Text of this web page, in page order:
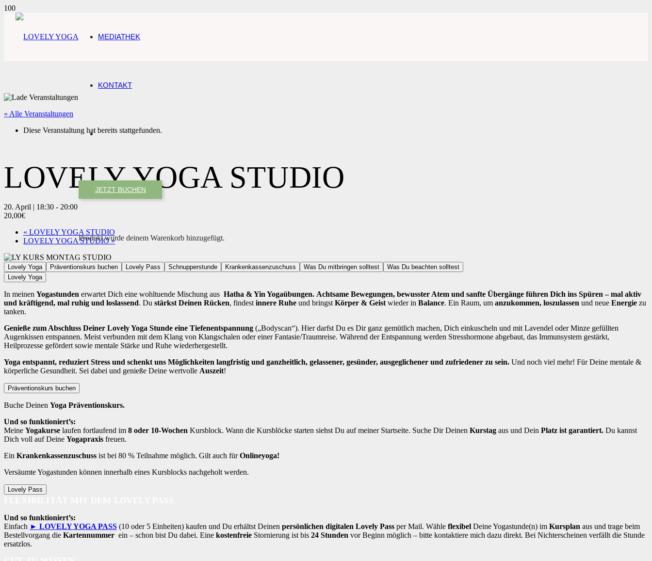
MEDIATHEK
KONTAKT
JETZT BUCHEN
Produktwurde deinem Warenkorb hinzugefügt.
« Alle Veranstaltungen
Diese Veranstaltung hat bereits stattgefunden.
LOVELY YOGA STUDIO
20. April | 18:30 - 20:00
20,00€
« LOVELY YOGA STUDIO
LOVELY YOGA STUDIO»
Lovely Yoga Präventionskurs buchen Lovely Pass Schnupperstunde Krankenkassenzuschuss Was Du mitbringen solltest
Was Du beachten solltest
Lovely Yoga
In meinen Yogastunden erwartet Dich eine wohltuende Mischung aus Hatha & Yin Yogaübungen. Achtsame Bewegungen, bewusster Atem und sanfte Übergänge führen Dich ins Spüren – mal aktiv
und kräftigend, mal ruhig und loslassend. Du stärkst Deinen Rücken, findest innere Ruhe und bringst Körper & Geist wieder in Balance. Ein Raum, um anzukommen, loszulassen und neue Energie zu
tanken.
Genieße zum Abschluss Deiner Lovely Yoga Stunde eine Tiefenentspannung („Bodyscan“). Hier darfst Du es Dir ganz gemütlich machen, Dich einkuscheln und mit Lavendel oder Minze gefüllten
Augenkissen entspannen. Meist verbunden mit dem Klang von Klangschalen oder einer Fantasie/Traumreise. Während der Entspannung werden Stresshormone abgebaut, das Immunsystem gestärkt,
Heilprozesse gefördert sowie mentale Stärke und Ruhe wiederhergestellt.
Yoga entspannt, reduziert Stress und schenkt uns Möglichkeiten langfristig und ganzheitlich, gelassener, gesünder, ausgeglichener und zufriedener zu sein. Und noch viel mehr! Für Deine mentale &
körperliche Gesundheit. Sei dabei und genieße Deine wertvolle Auszeit!
Präventionskurs buchen
Buche Deinen Yoga Präventionskurs.
Und so funktioniert’s:
Meine Yogakurse laufen fortlaufend im 8 oder 10-Wochen Kursblock. Wann die Kursblöcke starten siehst Du auf meiner Startseite. Suche Dir Deinen Kurstag aus und Dein Platz ist garantiert. Du kannst
Dich voll auf Deine Yogapraxis freuen.
Ein Krankenkassenzuschuss ist bei 80 % Teilnahme möglich. Gilt auch fürOnlineyoga!
Versäumte Yogastunden können innerhalb eines Kursblocks nachgeholt werden.
Lovely Pass
Und so funktioniert’s:
Einfach ► LOVELY YOGA PASS (10 oder 5 Einheiten) kaufen und Du erhältst Deinen persönlichen digitalen Lovely Pass per Mail. Wähle flexibel Deine Yogastunde(n) im Kursplan aus und trage beim
Bestellvorgang die Kartennummer ein – schon bist Du dabei. Eine kostenfreie Stornierung ist bis 24 Stunden vor Beginn möglich – bitte kontaktiere mich dazu direkt. Bei Nichterscheinen verfällt die Stunde
ersatzlos.